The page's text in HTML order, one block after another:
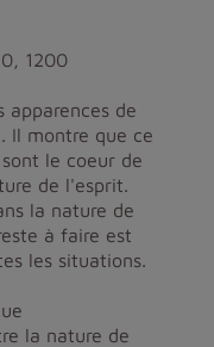
1200
apparences de
Il montre que ce
le coeur de
de l'esprit.
la nature de
à faire est
les situations.
la nature de